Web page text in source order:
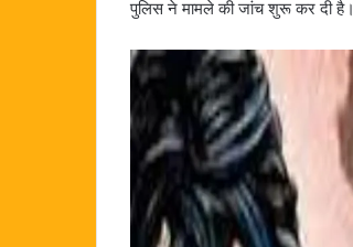
पुलिस ने मामले की जांच शुरू कर दी है।